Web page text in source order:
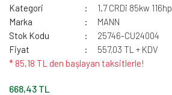
Kategori
1.7 CRDi 85kw 116hp
Marka
MANN
Stok Kodu
25746-CU24004
Fiyat
557,03 TL + KDV
* 85,18 TL den başlayan taksitlerle!
668,43 TL